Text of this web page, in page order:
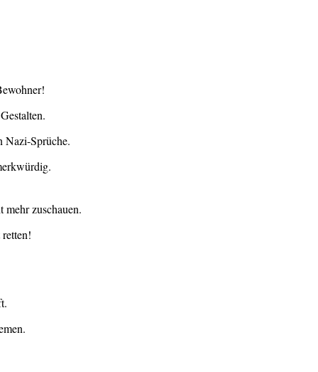
Nazi-Sprüche.
zuschauen.